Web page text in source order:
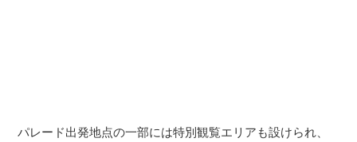
パレード出発地点の一部には特別観覧エリアも設けられ、